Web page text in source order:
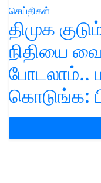
செய்திகள்
திமுக
நிதியை
போடலாம்..
கொடுங்க: